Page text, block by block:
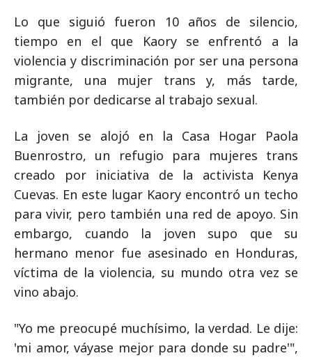
Lo que siguió fueron 10 años de silencio,
tiempo en el que Kaory se enfrentó a la
violencia y discriminación por ser una persona
migrante, una mujer trans y, más tarde,
también por dedicarse al trabajo sexual.
La joven se alojó en la Casa Hogar Paola
Buenrostro, un refugio para mujeres trans
creado por iniciativa de la activista Kenya
Cuevas. En este lugar Kaory encontró un techo
para vivir, pero también una red de apoyo. Sin
embargo, cuando la joven supo que su
hermano menor fue asesinado en Honduras,
víctima de la violencia, su mundo otra vez se
vino abajo.
"Yo me preocupé muchísimo, la verdad. Le dije:
'mi amor, váyase mejor para donde su padre'",